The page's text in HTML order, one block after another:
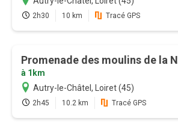
2h30 10 km Tracé GPS
Promenade des moulins de la
à 1km
Autry-le-Châtel, Loiret (45)
2h45 10.2 km Tracé GPS
Promotion
avec l'abonnement
Version payante
Mode hors-connexion